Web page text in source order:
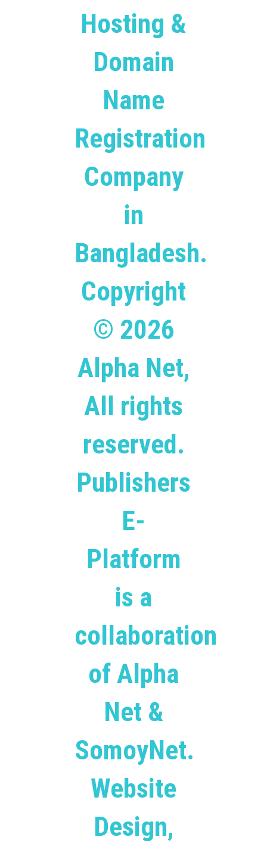
Hosting &
Domain
Name
Registration
Company
in
Bangladesh.
Copyright
© 2026
Alpha Net,
All rights
reserved.
Publishers
E-
Platform
is a
collaboration
of Alpha
Net &
SomoyNet.
Website
Design,